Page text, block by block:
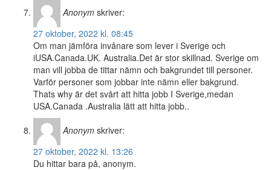
Anonym skriver:
27 oktober, 2022 kl. 08:45
Om man jämföra invånare som lever i Sverige och
iUSA.Canada.UK. Australia.Det är stor skillnad. Sverige om
man vill jobba de tittar nämn och bakgrundet till personer.
Varför personer som jobbar inte nämn eller bakgrund.
Thats why är det svårt att hitta jobb I Sverige,medan
USA.Canada .Australia lätt att hitta jobb..
Anonym skriver:
27 oktober, 2022 kl. 13:26
Du hittar bara på, anonym.